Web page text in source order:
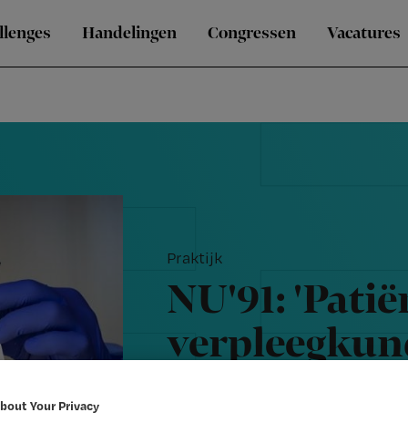
Handelingen Congressen Vacatures
Praktijk
NU'91:
Your Privacy